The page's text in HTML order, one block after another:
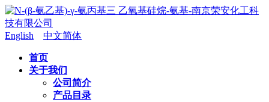
English 中文简体
首页
关于我们
公司简介
产品目录